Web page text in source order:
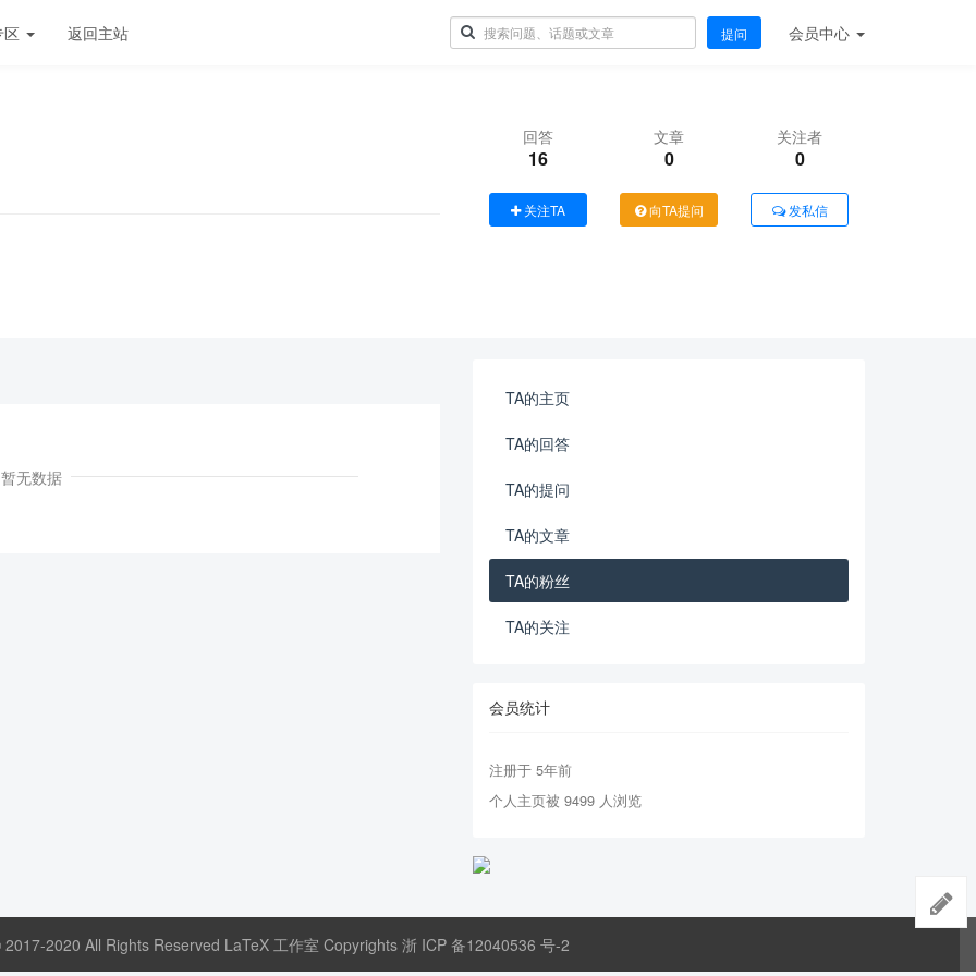
区 返回主站 提问 会员中心
回答
16
文章
0
关注者
0
关注TA 向TA提问 发私信
暂无数据
TA的主页
TA的回答
TA的提问
TA的文章
TA的粉丝
TA的关注
会员统计
注册于 5年前
个人主页被 9499 人浏览
2020 All Rights Reserved LaTeX 工作室 Copyrights 浙 ICP 备12040536 号-2